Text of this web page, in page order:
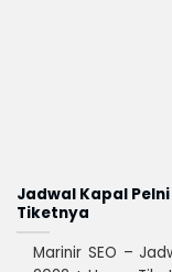
Jadwal Kapal
Tiketnya
Marinir SEO –